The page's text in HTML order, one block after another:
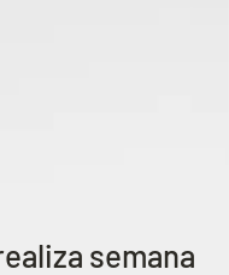
semana